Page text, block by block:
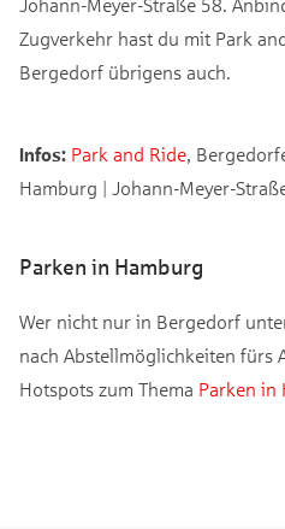
Johann-Meyer-Straße 58.
Zugverkehr hast du mit Park
Bergedorf übrigens auch.
Infos: Park and Ride,
Hamburg | Johann-Meyer-
Parken in Hamburg
Wer nicht nur in Bergedorf
nach Abstellmöglichkeiten fürs
Hotspots zum Thema Parken in